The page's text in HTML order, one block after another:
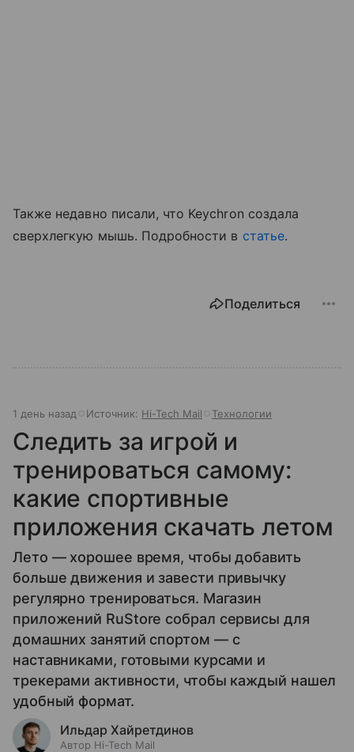
Также недавно писали, что Keychron создала
сверхлегкую мышь. Подробности в статье.
Поделиться
1 день назад Источник: Hi-Tech Mail Технологии
Следить за игрой и
тренироваться самому:
какие спортивные
приложения скачать летом
Лето — хорошее время, чтобы добавить
больше движения и завести привычку
регулярно тренироваться. Магазин
приложений RuStore собрал сервисы для
домашних занятий спортом — с
наставниками, готовыми курсами и
трекерами активности, чтобы каждый нашел
удобный формат.
Ильдар Хайретдинов
Автор Hi-Tech Mail